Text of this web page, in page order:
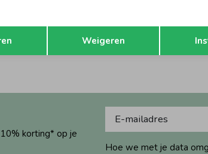
korting* op je
Hoe we met je data
Terug Opslaan
Weigeren